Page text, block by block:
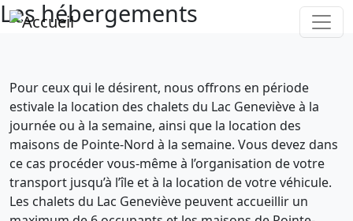
Aller au contenu principal
Les hébergements
Pour ceux qui le désirent, nous offrons en période
estivale la location des chalets du Lac Geneviève à la
journée ou à la semaine, ainsi que la location des
maisons de Pointe-Nord à la semaine. Vous devez dans
ce cas procéder vous-même à l’organisation de votre
transport jusqu’à l’île et à la location de votre véhicule.
Les chalets du Lac Geneviève peuvent accueillir un